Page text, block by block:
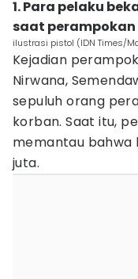
1. Para pelaku
saat perampokan
ilustrasi pistol (IDN Times/
Kejadian
Nirwana,
sepuluh orang
korban. Saat itu,
memantau bahwa
juta.